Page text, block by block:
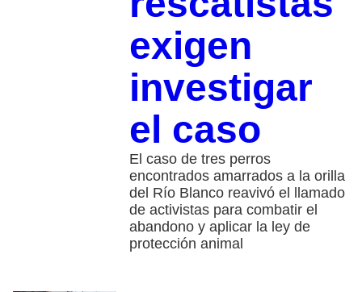
exigen
investigar
el caso
El caso de tres perros
encontrados amarrados a la orilla
del Río Blanco reavivó el llamado
de activistas para combatir el
abandono y aplicar la ley de
protección animal